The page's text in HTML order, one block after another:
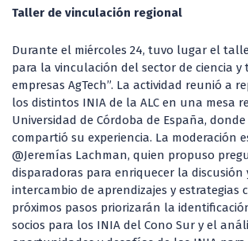
Taller de vinculación regional
Durante el miércoles 24, tuvo lugar el
para la vinculación del sector de ciencia y
empresas AgTech”. La actividad reunió a
los distintos INIA de la ALC en una mesa
Universidad de Córdoba de España,
compartió su experiencia. La moderación
@Jeremías Lachman, quien propuso
disparadoras para enriquecer la
intercambio de aprendizajes y estrategias
próximos pasos priorizarán la
socios para los INIA del Cono Sur y el